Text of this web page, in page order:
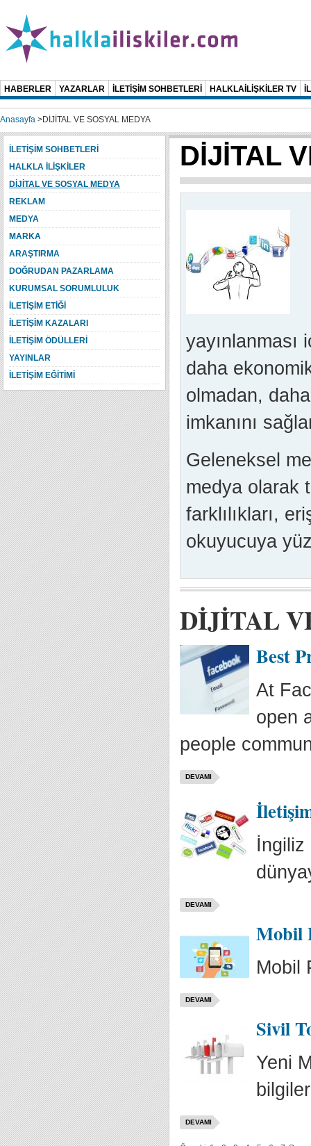
HABERLER YAZARLAR İLETİŞİM SOHBETLERİ HALKLAİLİŞKİLER TV
Anasayfa >DİJİTAL VE SOSYAL MEDYA
DİJİTAL
daha
olmadan,
imkanını
Geleneksel
medya olarak
farklılıkları,
okuyucuya
DİJİTAL
Best
At
open
people
DEVAMI
İngiliz
DEVAMI
Mobil
Mobil
DEVAMI
Sivil
Yeni
DEVAMI
İLETİŞİM SOHBETLERİ
HALKLA İLİŞKİLER
DİJİTAL VE SOSYAL MEDYA
REKLAM
MEDYA
MARKA
ARAŞTIRMA
DOĞRUDAN PAZARLAMA
KURUMSAL SORUMLULUK
İLETİŞİM ETİĞİ
İLETİŞİM KAZALARI
İLETİŞİM ÖDÜLLERİ
YAYINLAR
İLETİŞİM EĞİTİMİ